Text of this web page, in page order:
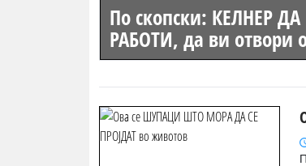
По скопски: КЕЛНЕР
РАБОТИ, да ви отвори